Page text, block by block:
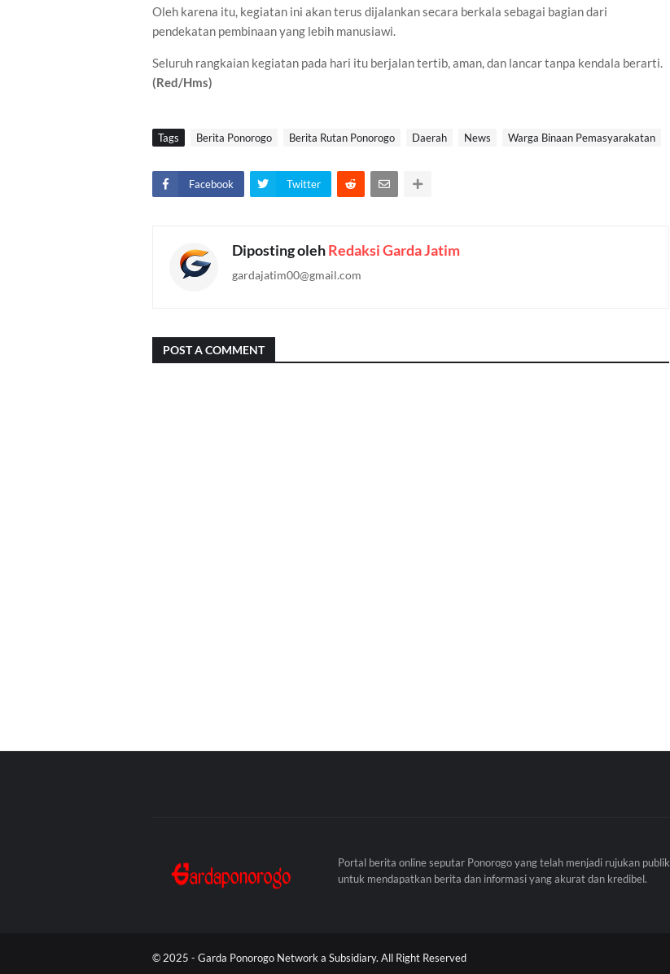
Oleh karena itu, kegiatan ini akan terus dijalankan secara berkala sebagai bagian dari
pendekatan pembinaan yang lebih manusiawi.
Seluruh rangkaian kegiatan pada hari itu berjalan tertib, aman, dan lancar tanpa kendala berarti.
(Red/Hms)
Tags Berita Ponorogo Berita Rutan Ponorogo Daerah News Warga Binaan Pemasyarakatan
Facebook Twitter
Diposting olehRedaksi Garda Jatim
gardajatim00@gmail.com
POST A COMMENT
Portal berita online seputar Ponorogo yang telah menjadi rujukan publik
untuk mendapatkan berita dan informasi yang akurat dan kredibel.
© 2025 - Garda Ponorogo Network a Subsidiary. All Right Reserved